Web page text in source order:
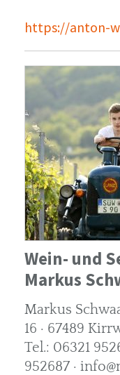
https://anton-
Wein- und
Markus
Markus
16 · 67489
Tel.: 06321
952687 ·